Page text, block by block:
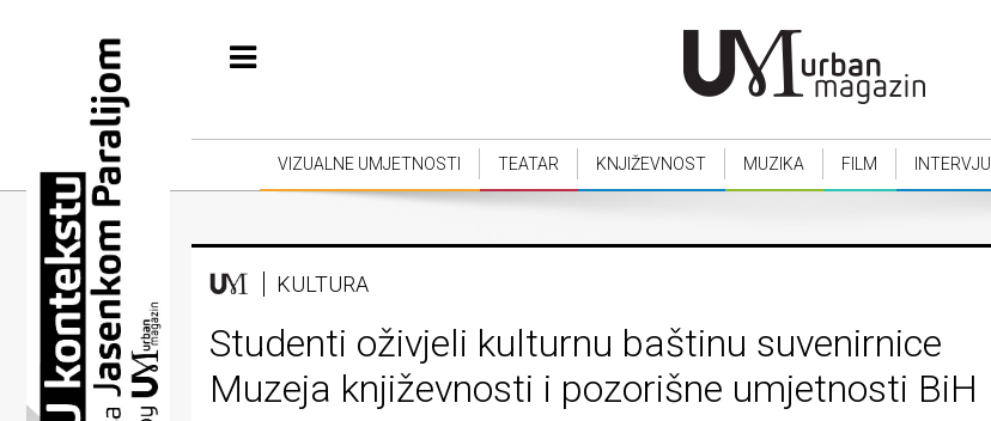
Vizualne
umjetnosti
Teatar
Književnost
Muzika
Film
Intervju
VIZUALNE UMJETNOSTI TEATAR KNJIŽEVNOST MUZIKA FILM INTERVJU
KULTURA
Studenti oživjeli kulturnu baštinu suvenirnice
Muzeja književnosti i pozorišne umjetnosti BiH